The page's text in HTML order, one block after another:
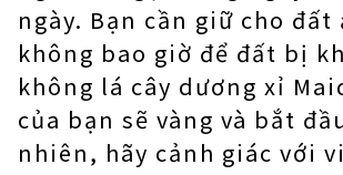
ngày. Bạn cần giữ cho đất
không bao giờ để đất bị
không lá cây dương xỉ
của bạn sẽ vàng và bắt
nhiên, hãy cảnh giác với